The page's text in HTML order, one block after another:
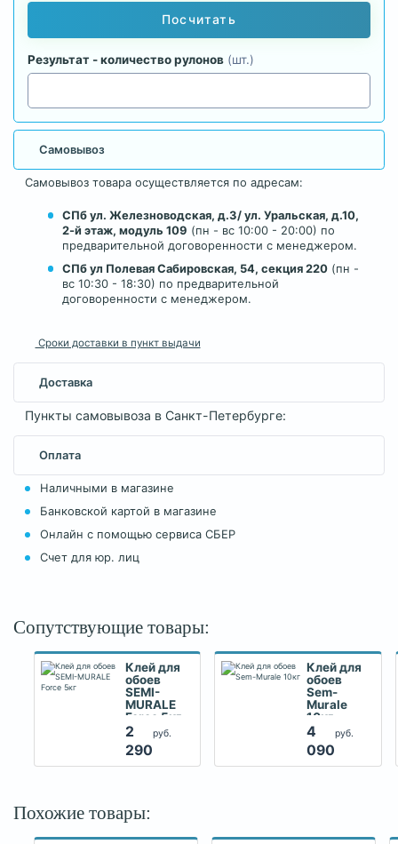
Посчитать
Результат - количество рулонов (шт.)
Самовывоз
Самовывоз товара осуществляется по адресам:
СПб ул. Железноводская, д.3/ ул. Уральская, д.10,
2-й этаж, модуль 109 (пн - вс 10:00 - 20:00) по
предварительной договоренности с менеджером.
СПб ул Полевая Сабировская, 54, секция 220 (пн -
вс 10:30 - 18:30) по предварительной
договоренности с менеджером.
Сроки доставки в пункт выдачи
Доставка
Пункты самовывоза в Санкт-Петербурге:
Оплата
Наличными в магазине
Банковской картой в магазине
Онлайн с помощью сервиса СБЕР
Счет для юр. лиц
Сопутствующие товары:
Клей для
обоев
SEMI-
MURALE
Force 5кг
2
290
руб.
Клей для
обоев
Sem-
Murale
10кг
4
090
руб.
Похожие товары: